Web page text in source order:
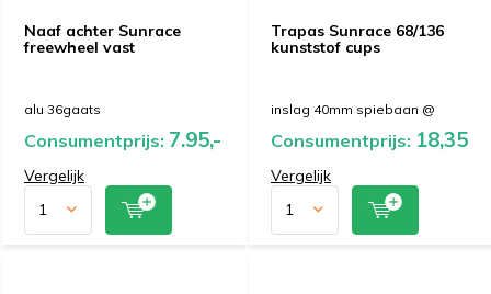
Naaf achter Sunrace
freewheel vast
alu 36gaats
Consumentprijs: 7.95,-
Vergelijk
Trapas Sunrace 68/136
kunststof cups
inslag 40mm spiebaan @
Consumentprijs: 18,35
Vergelijk